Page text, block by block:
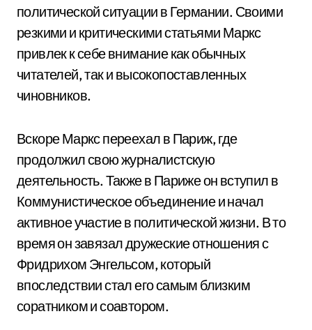
политической ситуации в Германии. Своими
резкими и критическими статьями Маркс
привлек к себе внимание как обычных
читателей, так и высокопоставленных
чиновников.
Вскоре Маркс переехал в Париж, где
продолжил свою журналистскую
деятельность. Также в Париже он вступил в
Коммунистическое объединение и начал
активное участие в политической жизни. В то
время он завязал дружеские отношения с
Фридрихом Энгельсом, который
впоследствии стал его самым близким
соратником и соавтором.